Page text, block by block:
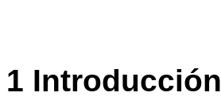
1 Introducción